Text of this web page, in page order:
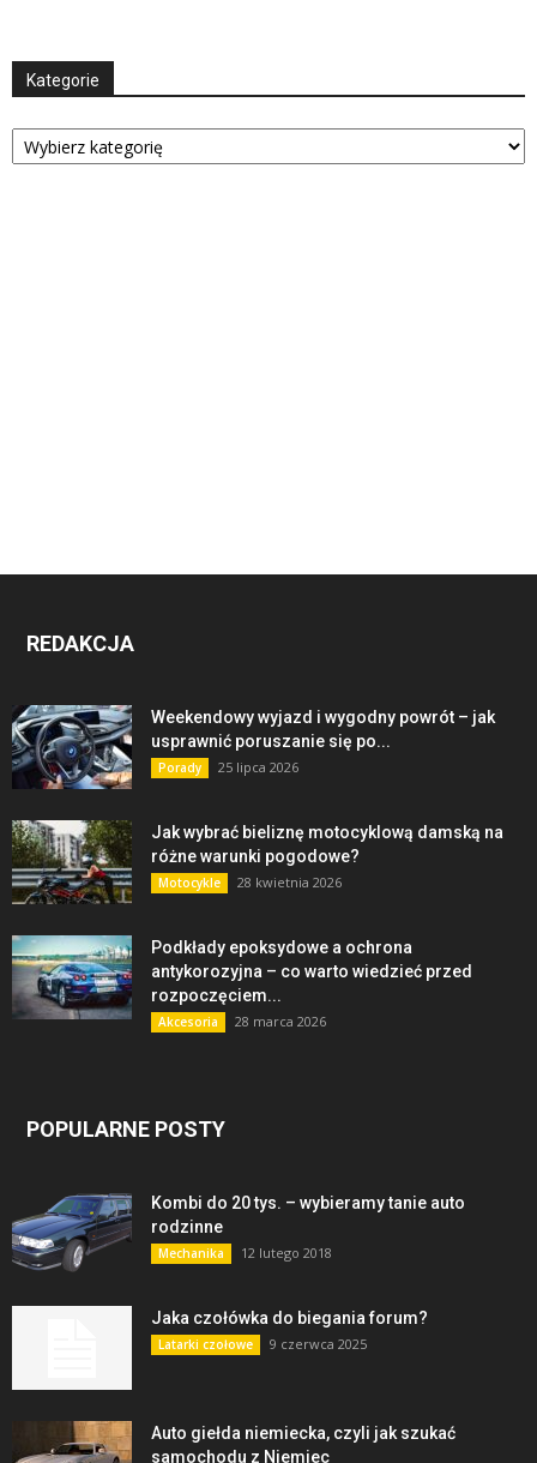
Kategorie
Kategorie
REDAKCJA
Weekendowy wyjazd i wygodny powrót – jak
usprawnić poruszanie się po...
Porady 25 lipca 2026
Jak wybrać bieliznę motocyklową damską na
różne warunki pogodowe?
Motocykle 28 kwietnia 2026
Podkłady epoksydowe a ochrona
antykorozyjna – co warto wiedzieć przed
rozpoczęciem...
Akcesoria 28 marca 2026
POPULARNE POSTY
Kombi do 20 tys. – wybieramy tanie auto
rodzinne
Mechanika 12 lutego 2018
Jaka czołówka do biegania forum?
Latarki czołowe 9 czerwca 2025
Auto giełda niemiecka, czyli jak szukać
samochodu z Niemiec